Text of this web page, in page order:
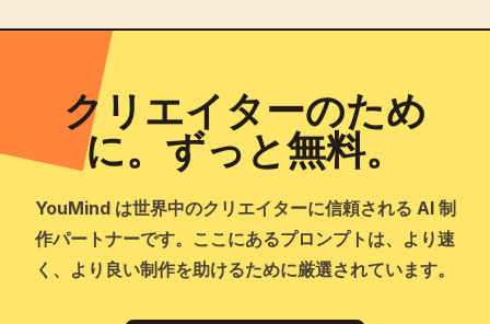
クリエイターのため
に。ずっと無料。
YouMind は世界中のクリエイターに信頼される AI 制
作パートナーです。ここにあるプロンプトは、より速
く、より良い制作を助けるために厳選されています。